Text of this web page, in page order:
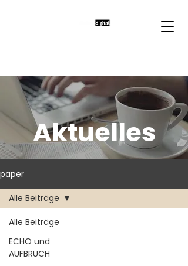
Aktuelles
paper
Alle Beiträge
ECHO und
AUFBRUCH
Alle Beiträge